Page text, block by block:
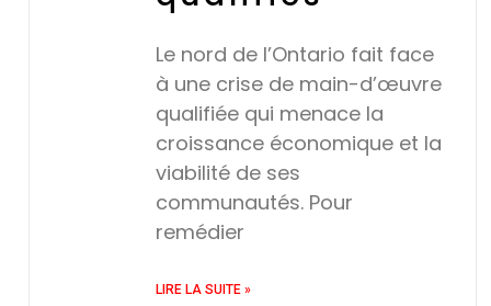
Le nord de l’Ontario fait face
à une crise de main-d’œuvre
qualifiée qui menace la
croissance économique et la
viabilité de ses
communautés. Pour
remédier
LIRE LA SUITE »